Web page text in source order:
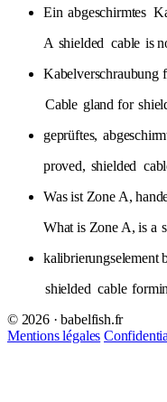
Ein abgeschirmtes
A shielded cable is
Kabelverschraubung
Cable gland for
geprüftes,
proved, shielded
Was ist Zone A,
What is Zone A, is a
kalibrierungselement
shielded cable
© 2026 · babelfish.fr
Mentions légales